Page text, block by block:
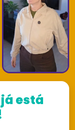
está